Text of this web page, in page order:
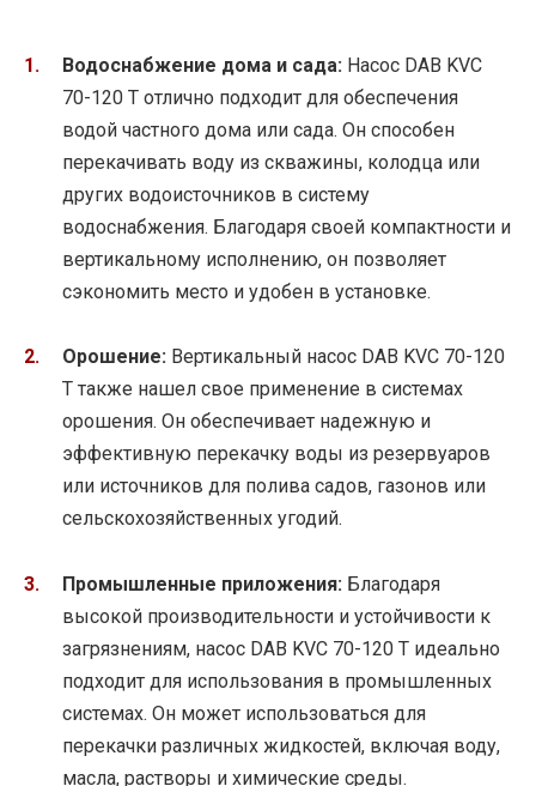
Водоснабжение дома и сада: Насос DAB KVC
70-120 T отлично подходит для обеспечения
водой частного дома или сада. Он способен
перекачивать воду из скважины, колодца или
других водоисточников в систему
водоснабжения. Благодаря своей компактности и
вертикальному исполнению, он позволяет
сэкономить место и удобен в установке.
Орошение: Вертикальный насос DAB KVC 70-120
T также нашел свое применение в системах
орошения. Он обеспечивает надежную и
эффективную перекачку воды из резервуаров
или источников для полива садов, газонов или
сельскохозяйственных угодий.
Промышленные приложения: Благодаря
высокой производительности и устойчивости к
загрязнениям, насос DAB KVC 70-120 T идеально
подходит для использования в промышленных
системах. Он может использоваться для
перекачки различных жидкостей, включая воду,
масла, растворы и химические среды.